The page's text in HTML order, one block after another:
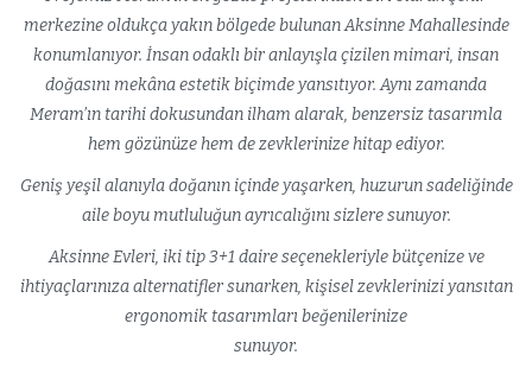
merkezine oldukça yakın bölgede bulunan Aksinne Mahallesinde
konumlanıyor. İnsan odaklı bir anlayışla çizilen mimari, insan
doğasını mekâna estetik biçimde yansıtıyor. Aynı zamanda
Meram’ın tarihi dokusundan ilham alarak, benzersiz tasarımla
hem gözünüze hem de zevklerinize hitap ediyor.
Geniş yeşil alanıyla doğanın içinde yaşarken, huzurun sadeliğinde
aile boyu mutluluğun ayrıcalığını sizlere sunuyor.
Aksinne Evleri, iki tip 3+1 daire seçenekleriyle bütçenize ve
ihtiyaçlarınıza alternatifler sunarken, kişisel zevklerinizi yansıtan
ergonomik tasarımları beğenilerinize
sunuyor.